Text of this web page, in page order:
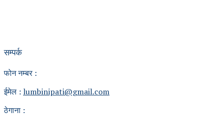
सम्पर्क
फोन नम्बर :
ईमेल : lumbinipati@gmail.com
ठेगाना :